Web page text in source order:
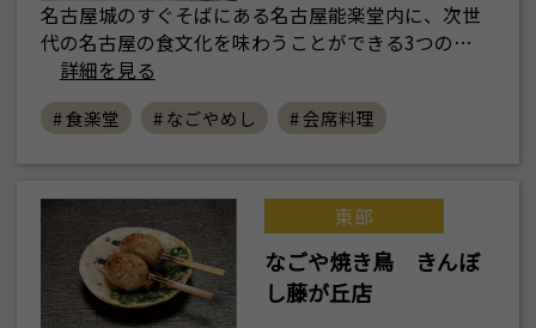
名古屋城のすぐそばにある名古屋能楽堂内に、次世
代の名古屋の食文化を味わうことができる3つの…
詳細を見る
# 食楽堂 # なごやめし # 会席料理
東部
なごや焼き鳥 きんぼ
し藤が丘店